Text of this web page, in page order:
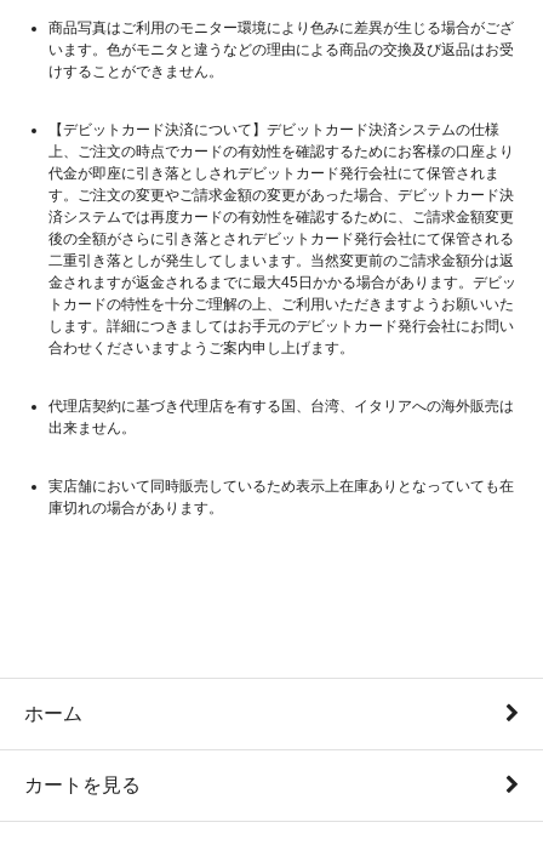
商品写真はご利用のモニター環境により色みに差異が生じる場合がござ
います。色がモニタと違うなどの理由による商品の交換及び返品はお受
けすることができません。
【デビットカード決済について】デビットカード決済システムの仕様
上、ご注文の時点でカードの有効性を確認するためにお客様の口座より
代金が即座に引き落としされデビットカード発行会社にて保管されま
す。ご注文の変更やご請求金額の変更があった場合、デビットカード決
済システムでは再度カードの有効性を確認するために、ご請求金額変更
後の全額がさらに引き落とされデビットカード発行会社にて保管される
二重引き落としが発生してしまいます。当然変更前のご請求金額分は返
金されますが返金されるまでに最大45日かかる場合があります。デビッ
トカードの特性を十分ご理解の上、ご利用いただきますようお願いいた
します。詳細につきましてはお手元のデビットカード発行会社にお問い
合わせくださいますようご案内申し上げます。
代理店契約に基づき代理店を有する国、台湾、イタリアへの海外販売は
出来ません。
実店舗において同時販売しているため表示上在庫ありとなっていても在
庫切れの場合があります。
ホーム
カートを見る